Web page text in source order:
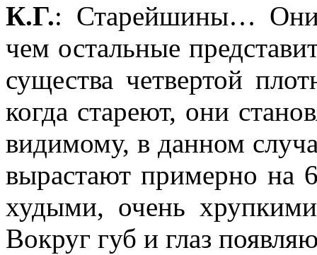
К.Г.: Старейшины… Они
чем остальные
существа четвертой
когда стареют, они
видимому, в данном
вырастают примерно на
худыми, очень
Вокруг губ и глаз